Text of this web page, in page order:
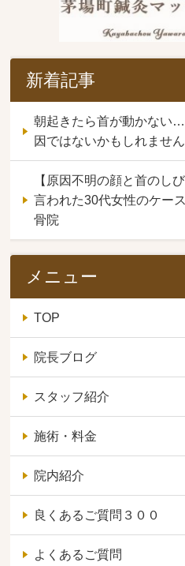
新着記事
朝起きたら首が動かない
因ではないかもしれません
【原因不明の顔と首のし
言われた30代女性のケー
骨院
メニュー
TOP
院長ブログ
スタッフ紹介
施術・料金
院内紹介
良くあるご質問３００
よくあるご質問